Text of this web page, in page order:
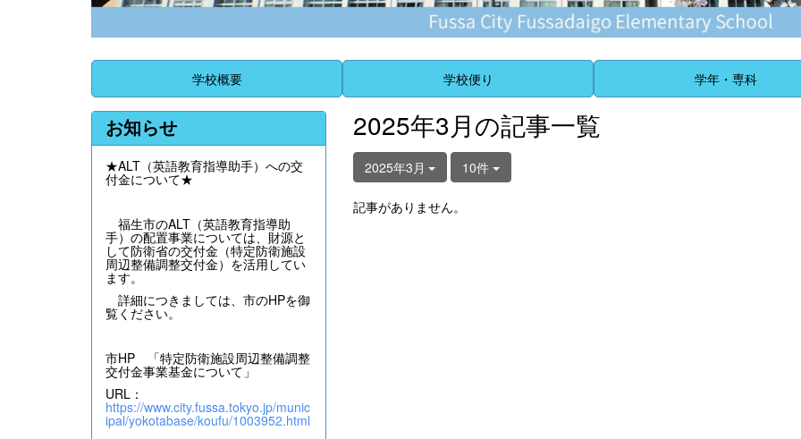
学校概要 学校便り 学年・専科
2025年3月の記事一覧
2025年3月 10件
記事がありません。
お知らせ
★ALT（英語教育指導助手）への交
付金について★
福生市のALT（英語教育指導助
手）の配置事業については、財源と
して防衛省の交付金（特定防衛施設
周辺整備調整交付金）を活用してい
ます。
詳細につきましては、市のHPを御
覧ください。
市HP 「特定防衛施設周辺整備調整
交付金事業基金について」
URL：
https://www.city.fussa.tokyo.jp/munic
ipal/yokotabase/koufu/1003952.html